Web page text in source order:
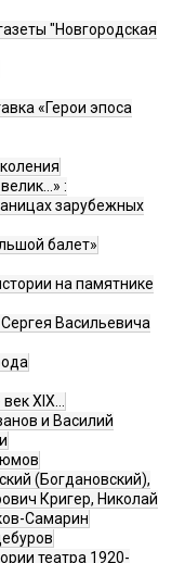
"Новгородская
«Герои эпоса
:
зарубежных
балет»
на памятнике
Васильевича
век XIX…
и Василий
(Богдановский),
Кригер, Николай
Самарин
театра 1920-